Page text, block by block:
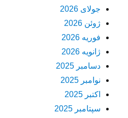
جولای 2026
ژوئن 2026
فوریه 2026
ژانویه 2026
دسامبر 2025
نوامبر 2025
اکتبر 2025
سپتامبر 2025